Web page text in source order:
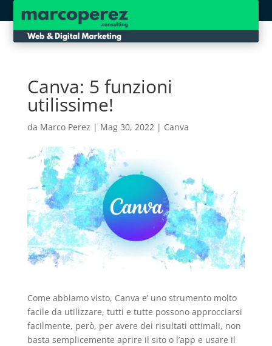
Canva: 5 funzioni
utilissime!
da Marco Perez | Mag 30, 2022| Canva
Come abbiamo visto, Canva e’ uno strumento molto
facile da utilizzare, tutti e tutte possono approcciarsi
facilmente, però, per avere dei risultati ottimali, non
basta semplicemente aprire il sito o l’app e usare il